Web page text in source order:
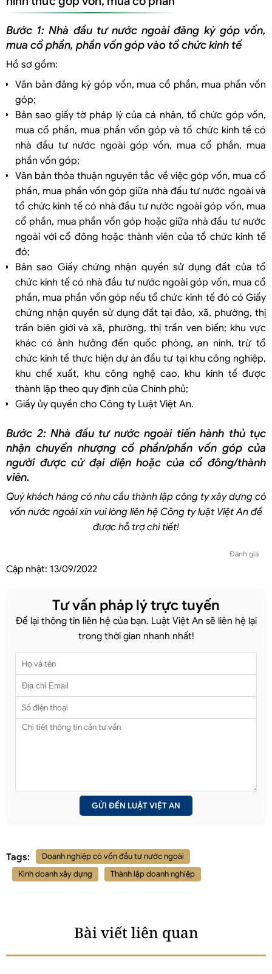
Bước 1: Nhà đầu tư nước ngoài đăng ký góp vốn,
mua cổ phần, phần vốn góp vào tổ chức kinh tế
Hồ sơ gồm:
Văn bản đăng ký góp vốn, mua cổ phần, mua phần vốn
góp;
Bản sao giấy tờ pháp lý của cá nhân, tổ chức góp vốn,
mua cổ phần, mua phần vốn góp và tổ chức kinh tế có
nhà đầu tư nước ngoài góp vốn, mua cổ phần, mua
phần vốn góp;
Văn bản thỏa thuận nguyên tắc về việc góp vốn, mua cổ
phần, mua phần vốn góp giữa nhà đầu tư nước ngoài và
tổ chức kinh tế có nhà đầu tư nước ngoài góp vốn, mua
cổ phần, mua phần vốn góp hoặc giữa nhà đầu tư nước
ngoài với cổ đông hoặc thành viên của tổ chức kinh tế
đó;
Bản sao Giấy chứng nhận quyền sử dụng đất của tổ
chức kinh tế có nhà đầu tư nước ngoài góp vốn, mua cổ
phần, mua phần vốn góp nếu tổ chức kinh tế đó có Giấy
chứng nhận quyền sử dụng đất tại đảo, xã, phường, thị
trấn biên giới và xã, phường, thị trấn ven biển; khu vực
khác có ảnh hưởng đến quốc phòng, an ninh, trừ tổ
chức kinh tế thực hiện dự án đầu tư tại khu công nghiệp,
khu chế xuất, khu công nghệ cao, khu kinh tế được
thành lập theo quy định của Chính phủ;
Giấy ủy quyền cho Công ty Luật Việt An.
Bước 2: Nhà đầu tư nước ngoài tiến hành thủ tục
nhận chuyển nhượng cổ phần/phần vốn góp của
người được cử đại diện hoặc của cổ đông/thành
viên.
Quý khách hàng có nhu cầu thành lập công ty xây dựng có
vốn nước ngoàixin vui lòng liên hệ Công ty luật Việt An để
được hỗ trợ chi tiết!
Đánh giá
Cập nhật: 13/09/2022
Tư vấn pháp lý trực tuyến
Để lại thông tin liên hệ của bạn. Luật Việt An sẽ liên hệ lại
trong thời gian nhanh nhất!
Tags:
Doanh nghiệp có vốn đầu tư nước ngoài
Kinh doanh xây dựng
Thành lập doanh nghiệp
Bài viết liên quan